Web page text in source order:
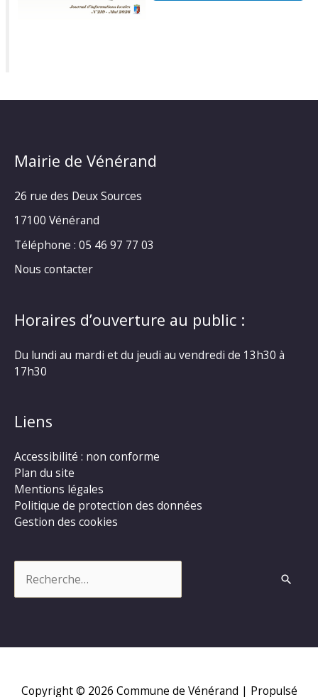
Mairie de Vénérand
26 rue des Deux Sources
17100 Vénérand
Téléphone : 05 46 97 77 03
Nous contacter
Horaires d’ouverture au public :
Du lundi au mardi et du jeudi au vendredi de 13h30 à
17h30
Liens
Accessibilité : non conforme
Plan du site
Mentions légales
Politique de protection des données
Gestion des cookies
Copyright © 2026 Commune de Vénérand | Propulsé